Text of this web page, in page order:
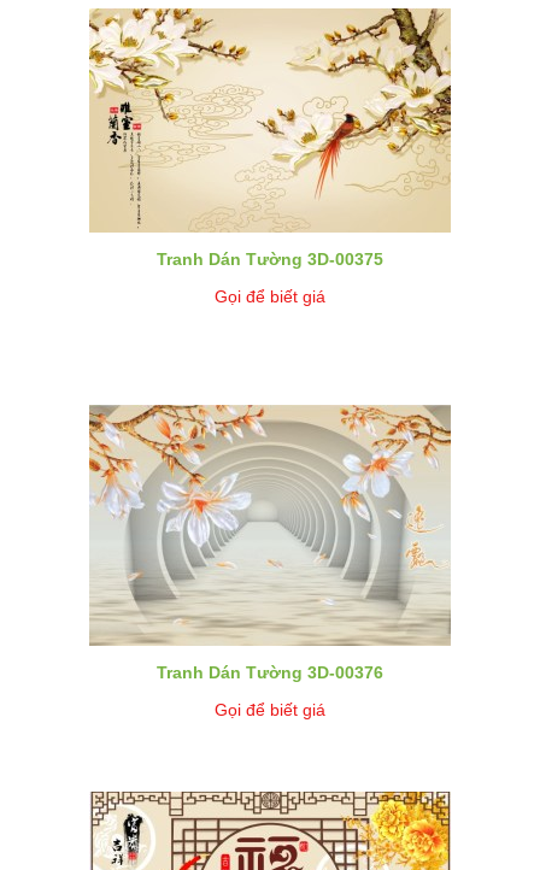
Tranh Dán Tường 3D-00375
Gọi để biết giá
Tranh Dán Tường 3D-00376
Gọi để biết giá